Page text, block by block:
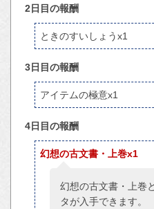
2日目の報酬
ときのすいしょうx1
3日目の報酬
アイテムの極意x1
4日目の報酬
幻想の古文書・上巻x1
幻想の古文書・上巻
タが入手できます。